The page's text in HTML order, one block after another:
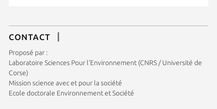
CONTACT
Proposé par :
Laboratoire Sciences Pour l'Environnement (CNRS / Université de
Corse)
Mission science avec et pour la société
Ecole doctorale Environnement et Société